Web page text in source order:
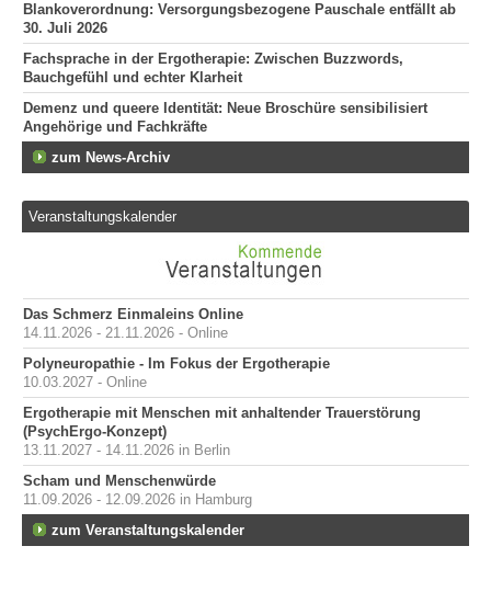
Blankoverordnung: Versorgungsbezogene Pauschale entfällt ab
30. Juli 2026
Fachsprache in der Ergotherapie: Zwischen Buzzwords,
Bauchgefühl und echter Klarheit
Demenz und queere Identität: Neue Broschüre sensibilisiert
Angehörige und Fachkräfte
zum News-Archiv
Veranstaltungskalender
Das Schmerz Einmaleins Online
14.11.2026 - 21.11.2026 - Online
Polyneuropathie - Im Fokus der Ergotherapie
10.03.2027 - Online
Ergotherapie mit Menschen mit anhaltender Trauerstörung
(PsychErgo-Konzept)
13.11.2027 - 14.11.2026 in Berlin
Scham und Menschenwürde
11.09.2026 - 12.09.2026 in Hamburg
zum Veranstaltungskalender